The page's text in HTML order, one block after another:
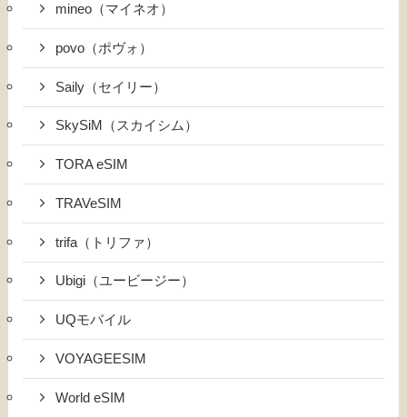
mineo（マイネオ）
povo（ポヴォ）
Saily（セイリー）
SkySiM（スカイシム）
TORA eSIM
TRAVeSIM
trifa（トリファ）
Ubigi（ユービージー）
UQモバイル
VOYAGEESIM
World eSIM